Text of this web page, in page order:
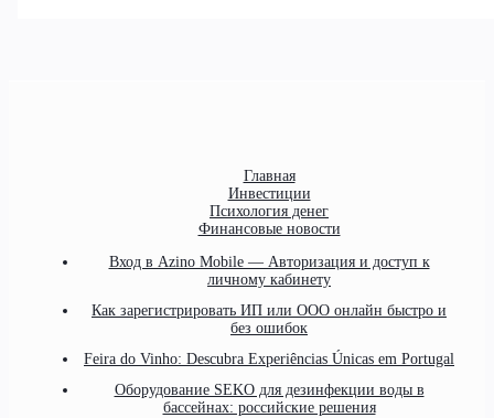
Главная
Инвестиции
Психология денег
Финансовые новости
Вход в Azino Mobile — Авторизация и доступ к
личному кабинету
Как зарегистрировать ИП или ООО онлайн быстро и
без ошибок
Feira do Vinho: Descubra Experiências Únicas em Portugal
Оборудование SEKO для дезинфекции воды в
бассейнах: российские решения